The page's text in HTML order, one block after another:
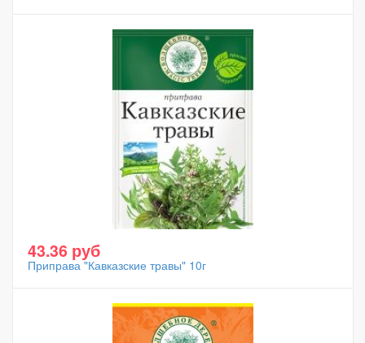
43.36 руб
Приправа "Кавказские травы" 10г